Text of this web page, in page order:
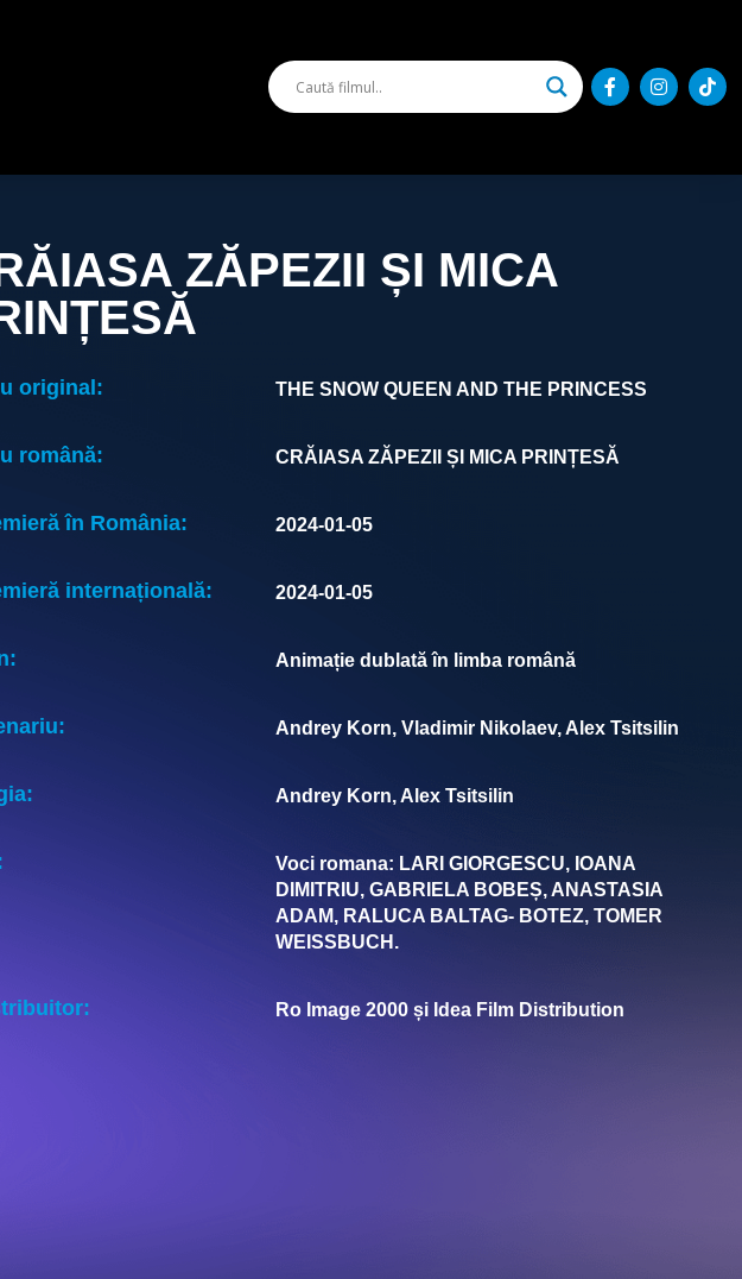
ZĂPEZII ȘI MICA
original: THE SNOW QUEEN AND THE PRINCESS
română: CRĂIASA ZĂPEZII ȘI MICA PRINȚESĂ
în România: 2024-01-05
internațională: 2024-01-05
Animație dublată în limba română
Andrey Korn, Vladimir Nikolaev, Alex Tsitsilin
Andrey Korn, Alex Tsitsilin
Voci romana: LARI GIORGESCU, IOANA
DIMITRIU, GABRIELA BOBEȘ, ANASTASIA
ADAM, RALUCA BALTAG- BOTEZ, TOMER
WEISSBUCH.
Ro Image 2000 și Idea Film Distribution